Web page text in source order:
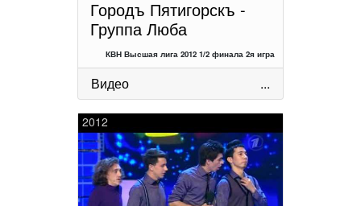
Городъ Пятигорскъ -
Группа Люба
КВН Высшая лига 2012 1/2 финала 2я игра
Видео ...
2012